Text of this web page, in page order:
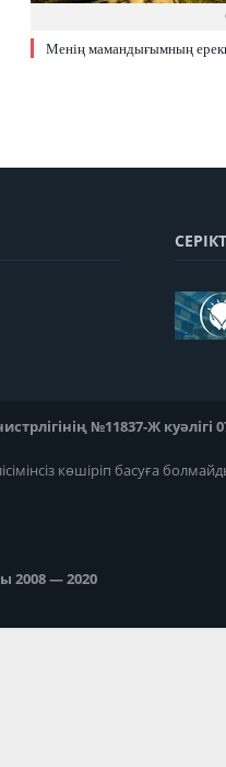
Менің мамандығымның
№11837-Ж куәлігі
көшіріп басуға
2008 — 2020